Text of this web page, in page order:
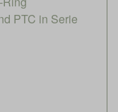
PTC in Serie